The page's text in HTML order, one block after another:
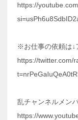
https://
※お仕事の依頼は↓
https://twitter.com/
乱チャンネルメン
https://